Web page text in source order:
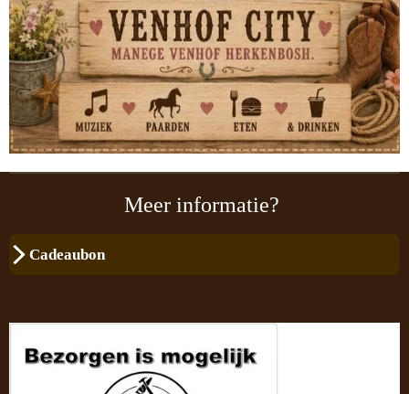
Meer informatie?
Cadeaubon